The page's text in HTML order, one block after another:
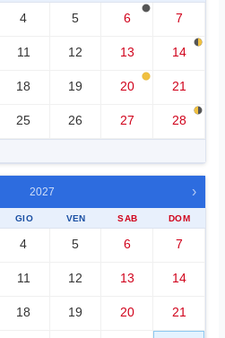
4 5 6 7
11 12 13 14
18 19 20 21
25 26 27 28
2027 ›
GIO VEN SAB DOM
4 5 6 7
11 12 13 14
18 19 20 21